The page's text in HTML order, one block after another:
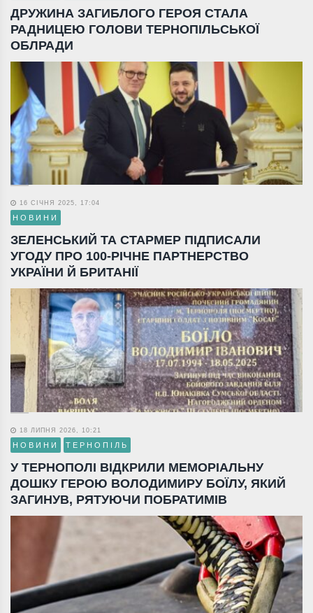
ДРУЖИНА ЗАГИБЛОГО ГЕРОЯ СТАЛА
РАДНИЦЕЮ ГОЛОВИ ТЕРНОПІЛЬСЬКОЇ
ОБЛРАДИ
16 СІЧНЯ 2025, 17:04
НОВИНИ
ЗЕЛЕНСЬКИЙ ТА СТАРМЕР ПІДПИСАЛИ
УГОДУ ПРО 100-РІЧНЕ ПАРТНЕРСТВО
УКРАЇНИ Й БРИТАНІЇ
18 ЛИПНЯ 2026, 10:21
НОВИНИ ТЕРНОПІЛЬ
У ТЕРНОПОЛІ ВІДКРИЛИ МЕМОРІАЛЬНУ
ДОШКУ ГЕРОЮ ВОЛОДИМИРУ БОЇЛУ, ЯКИЙ
ЗАГИНУВ, РЯТУЮЧИ ПОБРАТИМІВ